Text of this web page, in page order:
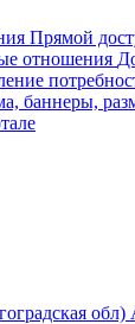
Прямой
отношения
баннеры,
обл)